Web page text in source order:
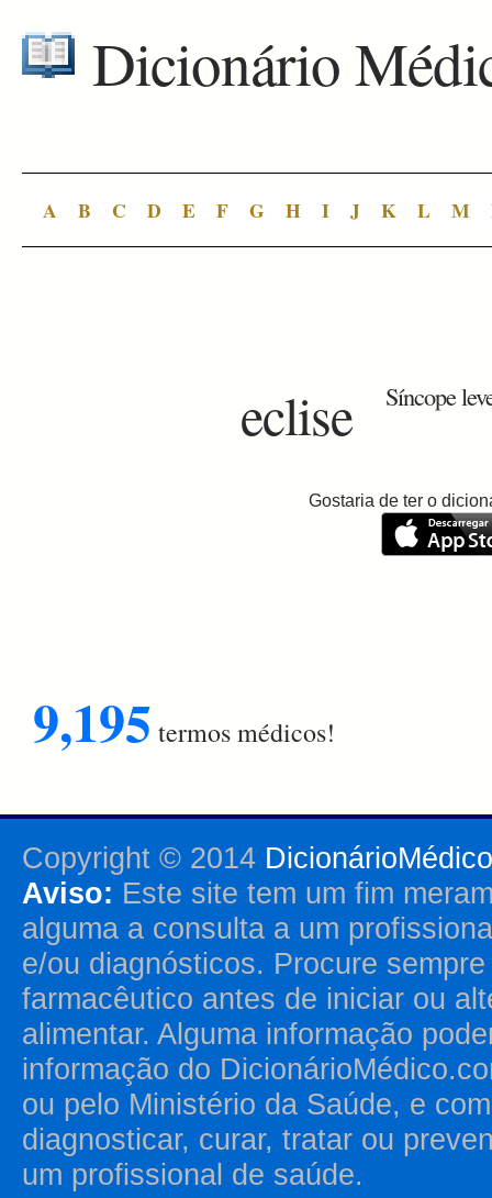
Dicionário
A B C D E F G H I J K L M
eclise Síncope
Gostaria de ter o
9,195 termos médicos!
Copyright © 2014
Aviso: Este site tem um fim
alguma a consulta a um
e/ou diagnósticos. Procure
farmacêutico antes de iniciar ou
alimentar. Alguma informação
informação do
ou pelo Ministério da Saúde, e
diagnosticar, curar, tratar ou
um profissional de saúde.